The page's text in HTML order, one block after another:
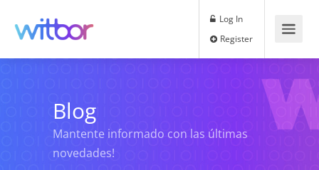
Log In
Blog
Mantente informado con las últimas
novedades!